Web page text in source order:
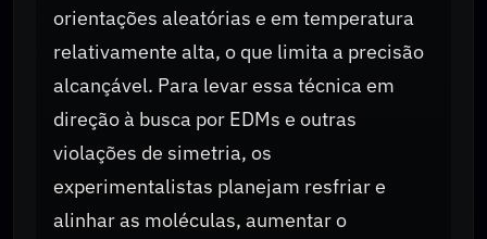
orientações aleatórias e em temperatura
relativamente alta, o que limita a precisão
alcançável. Para levar essa técnica em
direção à busca por EDMs e outras
violações de simetria, os
experimentalistas planejam resfriar e
alinhar as moléculas, aumentar o